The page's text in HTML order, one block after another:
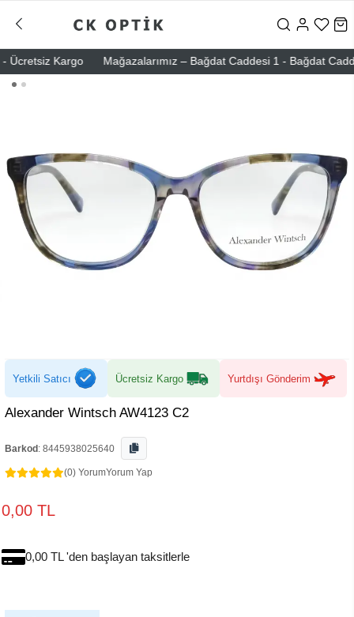
Kargo Mağazalarımız – Bağdat Caddesi 1 - Bağdat
Yetkili Satıcı Ücretsiz Kargo Yurtdışı Gönderim
Alexander Wintsch AW4123 C2
Barkod : 8445938025640
(0) YorumYorum Yap
0,00 TL
0,00 TL 'den başlayan taksitlerle